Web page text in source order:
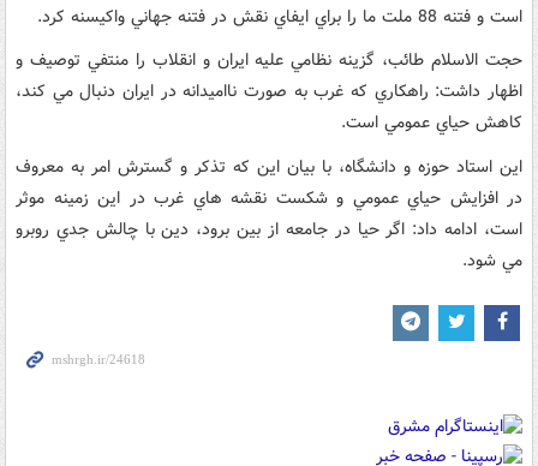
است و فتنه 88 ملت ما را براي ايفاي نقش در فتنه جهاني واکيسنه کرد.
حجت الاسلام طائب، گزينه نظامي عليه ايران و انقلاب را منتفي توصيف و
اظهار داشت: راهکاري که غرب به صورت نااميدانه در ايران دنبال مي کند،
کاهش حياي عمومي است.
اين استاد حوزه و دانشگاه، با بيان اين که تذکر و گسترش امر به معروف
در افزايش حياي عمومي و شکست نقشه هاي غرب در اين زمينه موثر
است، ادامه داد: اگر حيا در جامعه از بين برود، دين با چالش جدي روبرو
مي شود.